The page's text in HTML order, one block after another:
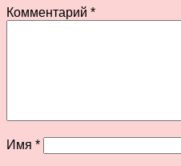
Комментарий *
Имя *